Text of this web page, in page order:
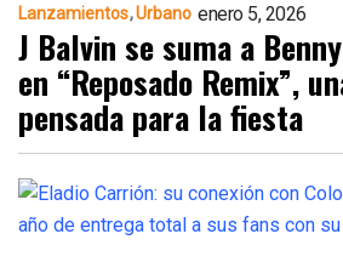
Lanzamientos Urbano enero 5, 2026
J Balvin se suma a
en “Reposado Remix”,
pensada para la fiesta